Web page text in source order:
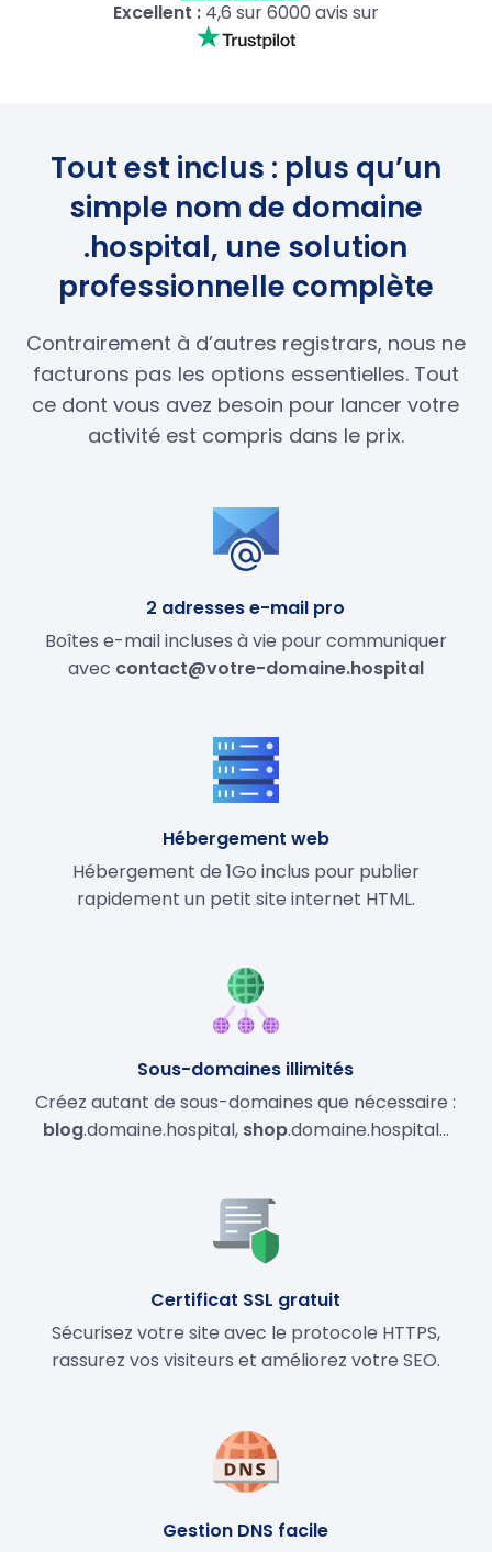
Excellent :4,6 sur 6000 avis sur
Tout est inclus : plus qu’un
simple nom de domaine
.hospital, une solution
professionnelle complète
Contrairement à d’autres registrars, nous ne
facturons pas les options essentielles. Tout
ce dont vous avez besoin pour lancer votre
activité est compris dans le prix.
2 adresses e-mail pro
Boîtes e-mail incluses à vie pour communiquer
avec contact@votre-domaine.hospital
Hébergement web
Hébergement de 1Go inclus pour publier
rapidement un petit site internet HTML.
Sous-domaines illimités
Créez autant de sous-domaines que nécessaire :
blog.domaine.hospital, shop.domaine.hospital…
Certificat SSL gratuit
Sécurisez votre site avec le protocole HTTPS,
rassurez vos visiteurs et améliorez votre SEO.
Gestion DNS facile